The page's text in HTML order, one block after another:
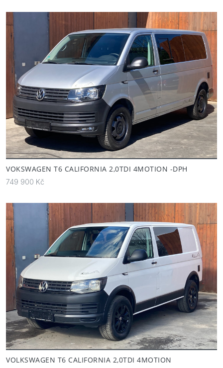
VOKSWAGEN T6 CALIFORNIA 2,0TDI 4MOTION -DPH
749 900 Kč
VOLKSWAGEN T6 CALIFORNIA 2,0TDI 4MOTION